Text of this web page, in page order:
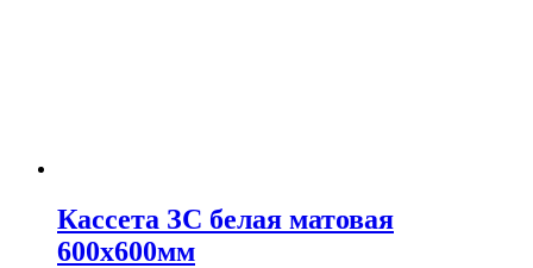
Кассета ЗС белая матовая
600х600мм